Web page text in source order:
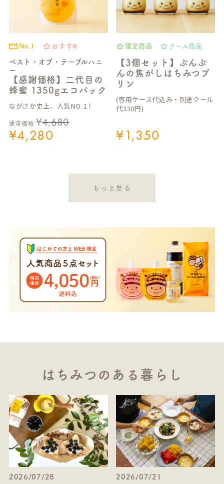
No.1 おすすめ
ベスト・オブ・テーブルハニ
ー
【感謝価格】二代目の
蜂蜜 1350gエコパック
ながさか史上、人気NO.1！
通常価格 ¥4,680
¥4,280
限定商品 クール商品
【3個セット】ぶんぶ
んの焦がしはちみつプ
リン
(専用ケース代込み・別途クール
代330円)
¥1,350
もっと見る
はちみつのある暮らし
2026/07/28 2026/07/21